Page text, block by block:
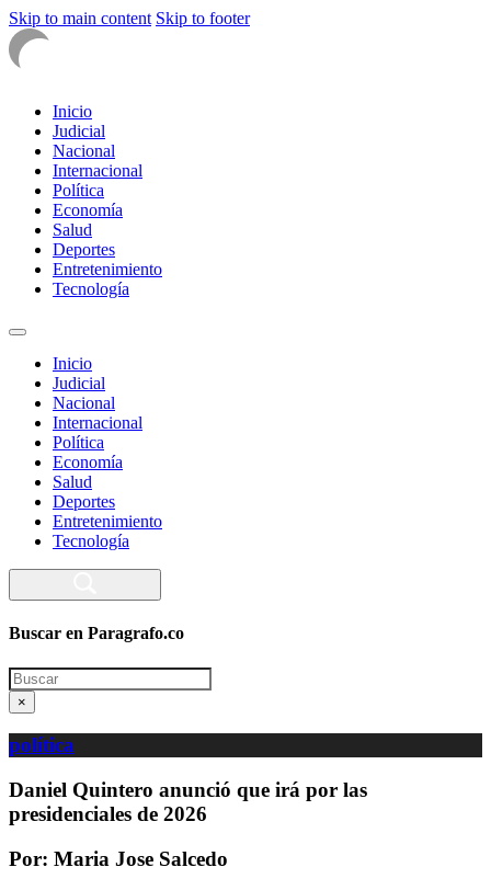
Skip to main content Skip to footer
Inicio
Judicial
Nacional
Internacional
Política
Economía
Salud
Deportes
Entretenimiento
Tecnología
Inicio
Judicial
Nacional
Internacional
Política
Economía
Salud
Deportes
Entretenimiento
Tecnología
Buscar en Paragrafo.co
Search
×
política
Daniel Quintero anunció que irá por las
presidenciales de 2026
Por: Maria Jose Salcedo